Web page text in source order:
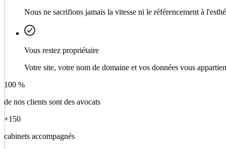
Nous ne sacrifions jamais la vitesse ni le référencement à
Vous restez propriétaire
Votre site, votre nom de domaine et vos données vous
100 %
de nos clients sont des avocats
+150
cabinets accompagnés